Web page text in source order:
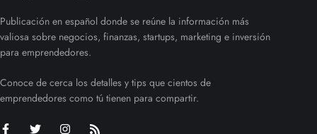
Publicación en español donde se reúne la información más
valiosa sobre negocios, finanzas, startups, marketing e inversión
para emprendedores.
Conoce de cerca los detalles y tips que cientos de
emprendedores como tú tienen para compartir.